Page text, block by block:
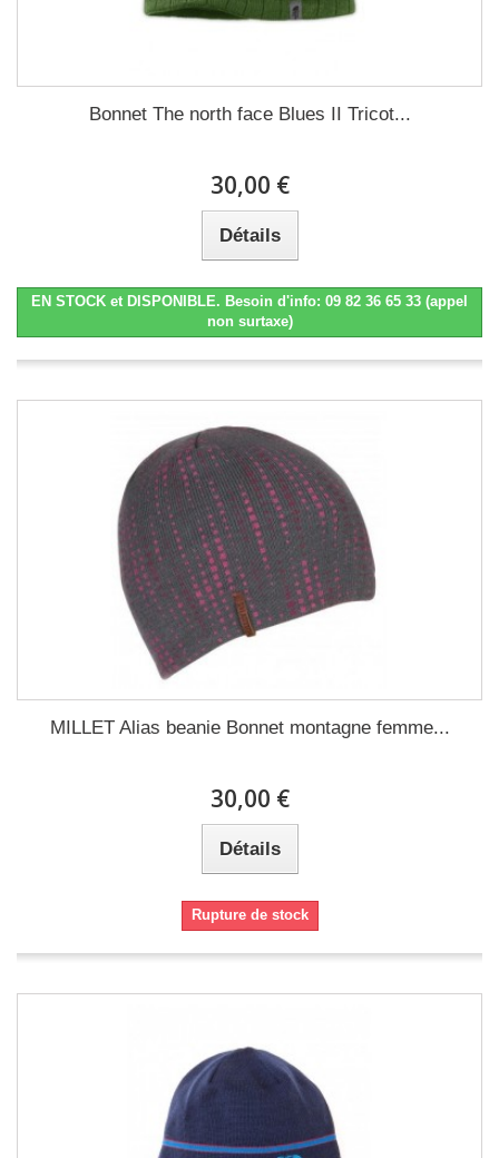
Bonnet The north face Blues II Tricot...
30,00 €
Détails
EN STOCK et DISPONIBLE. Besoin d'info: 09 82 36 65 33 (appel
non surtaxe)
MILLET Alias beanie Bonnet montagne femme...
30,00 €
Détails
Rupture de stock